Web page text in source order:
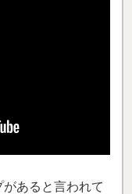
あると言われて